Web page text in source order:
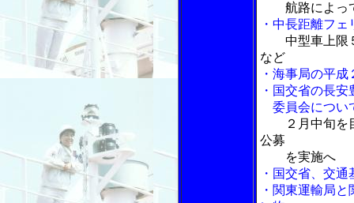
航路によっ
・中長距離フ
中型車上限
など
・海事局の平
・国交省の長
委員会につい
２月中旬
公募
を実施へ
・国交省、交
・関東運輸局